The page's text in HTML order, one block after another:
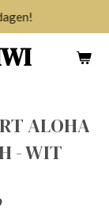
ALOHA
- WIT